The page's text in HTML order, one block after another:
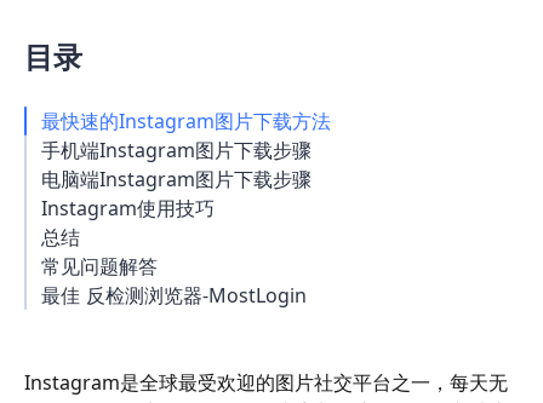
目录
最快速的Instagram图片下载方法
手机端Instagram图片下载步骤
电脑端Instagram图片下载步骤
Instagram使用技巧
总结
常见问题解答
最佳 反检测浏览器-MostLogin
Instagram是全球最受欢迎的图片社交平台之一，每天无